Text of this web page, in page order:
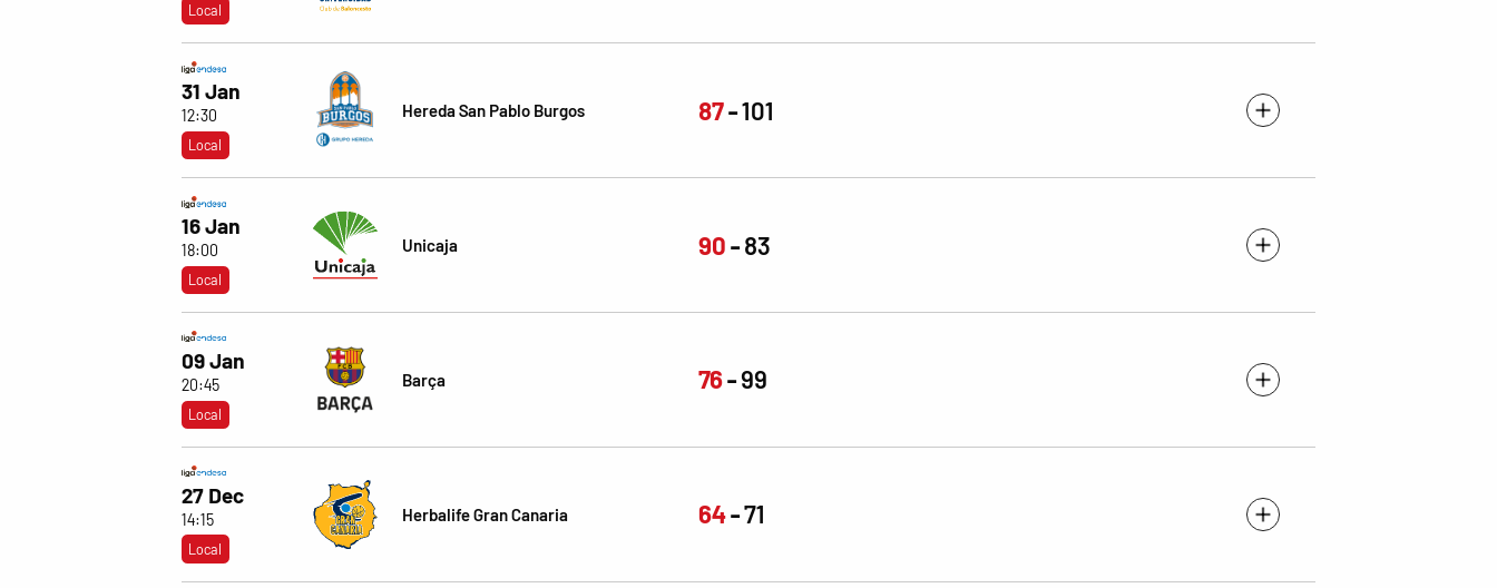
Local
31 Jan
12:30
Local
Hereda San Pablo Burgos 87 101
16 Jan
18:00
Local
Unicaja 90 83
09 Jan
20:45
Local
Barça 76 99
27 Dec
14:15
Local
Herbalife Gran Canaria 64 71